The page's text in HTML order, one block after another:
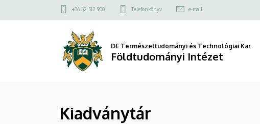
Kiadványtár
Földtudományi
a
Felső
menü
+36 52 512 900 Telefonkönyv e-mail
DE Természettudományi és Technológiai Kar
Földtudományi Intézet
Kiadványtár